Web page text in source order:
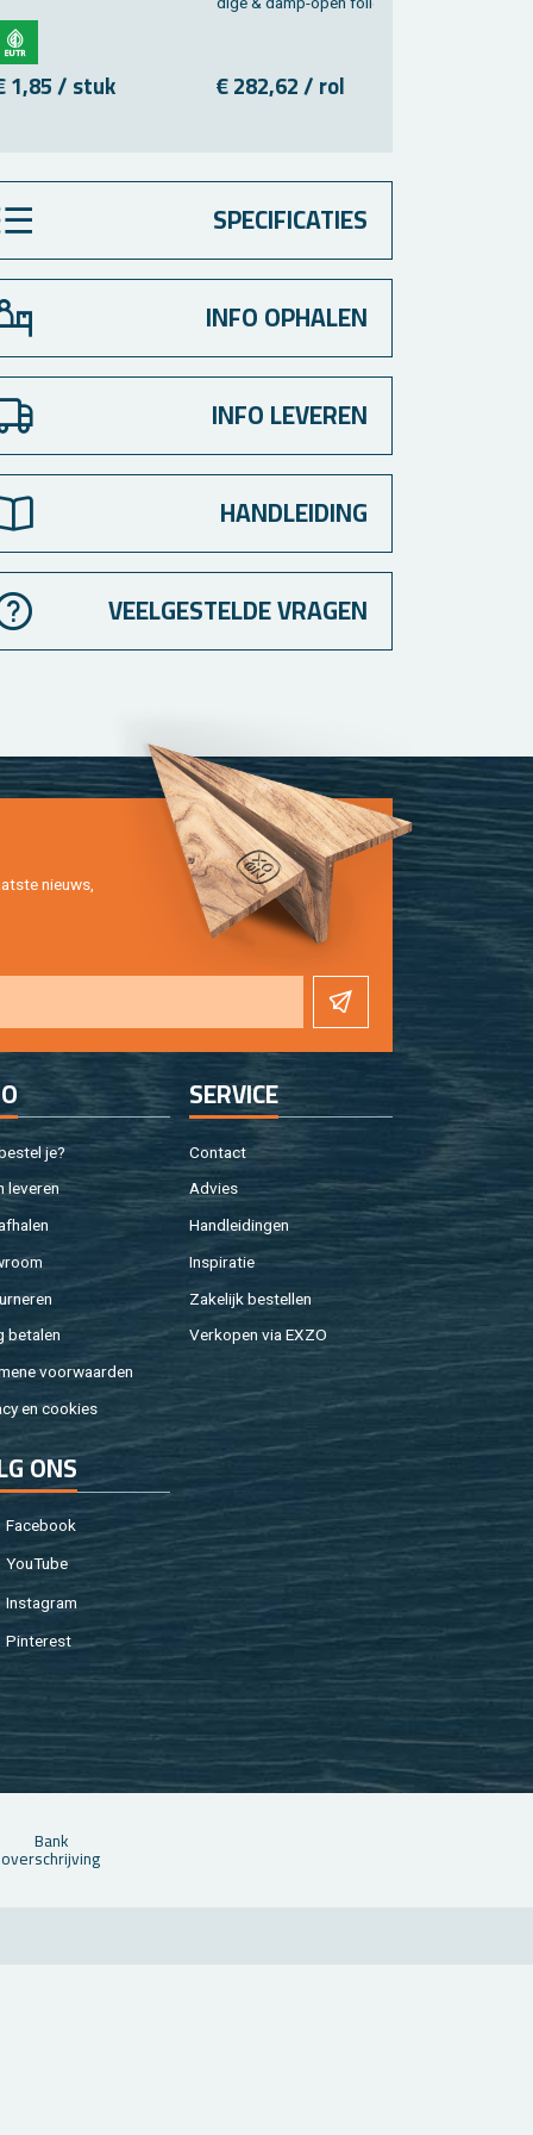
1,85 / stuk € 282,62 / rol
SPECIFICATIES
INFO OPHALEN
INFO LEVEREN
HANDLEIDING
VEELGESTELDE VRAGEN
nieuws,
je?
le­ve­ren
be­ta­len
voor­waar­den
en coo­kies
SER­VI­CE
Con­tact
Ad­vies
Hand­lei­din­gen
In­spi­ra­tie
Za­ke­lijk be­stel­len
Ver­ko­pen via EXZO
ONS
Fa­cebook
You­Tu­be
In­st­agram
Pin­te­rest
Bank
over­schrij­ving